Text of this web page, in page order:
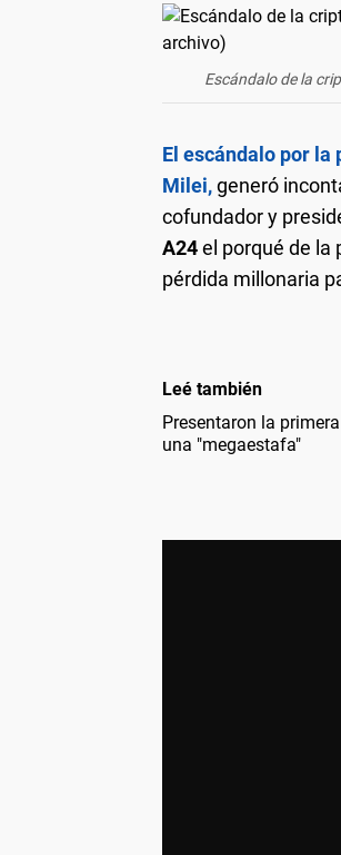
Escándalo de la
El escándalo por
Milei,generó
cofundador y
A24el porqué de la
pérdida millonaria
Leé también
Presentaron la
una "megaestafa"